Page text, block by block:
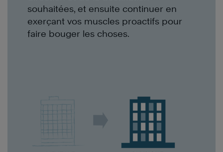
souhaitées, et ensuite continuer en
exerçant vos muscles proactifs pour
faire bouger les choses.